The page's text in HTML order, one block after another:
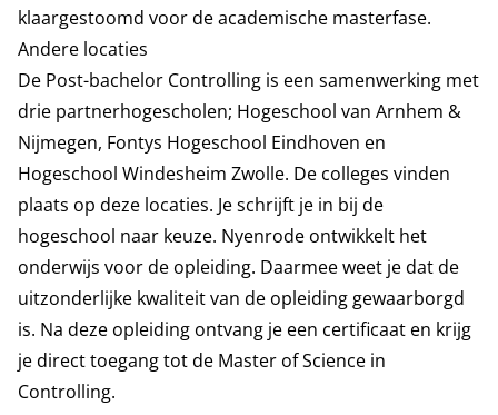
klaargestoomd voor de academische masterfase.
Andere locaties
De Post-bachelor Controlling is een samenwerking met
drie partnerhogescholen; Hogeschool van Arnhem &
Nijmegen, Fontys Hogeschool Eindhoven en
Hogeschool Windesheim Zwolle. De colleges vinden
plaats op deze locaties. Je schrijft je in bij de
hogeschool naar keuze. Nyenrode ontwikkelt het
onderwijs voor de opleiding. Daarmee weet je dat de
uitzonderlijke kwaliteit van de opleiding gewaarborgd
is. Na deze opleiding ontvang je een certificaat en krijg
je direct toegang tot de Master of Science in
Controlling.